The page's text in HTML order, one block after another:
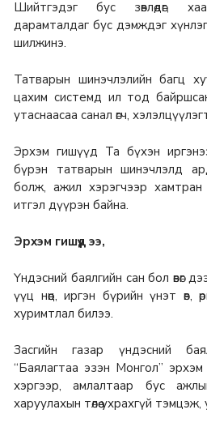
Шийтгэдэг бус зөвлөдөг,
дарамталдаг бус дэмждэг
шилжинэ.
Татварын шинэчлэлийн багц
цахим системд ил тод
утаснаасаа санал өгч,
Эрхэм гишүүд Та бүхэн
бүрэн татварын шинэчлэлд
болж, ажил хэрэгчээр хамтран
итгэл дүүрэн байна.
Эрхэм гишүүд ээ,
Үндэсний баялгийн сан бол өвөг
үүц нөөц, иргэн бүрийн үнэт өв,
хуримтлал билээ.
Засгийн газар үндэсний
“Баялагтаа эзэн Монгол”
хэргээр, амлалтаар бус
харуулахын төлөө ухрахгүй